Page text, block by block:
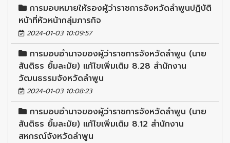
การมอบหมายให้รองผู้ว่าราชการจังหวัดลำพูนปฏิบัติ
หน้าที่หัวหน้ากลุ่มภารกิจ
2024-01-03 10:09:57
การมอบอำนาจของผู้ว่าราชการจังหวัดลำพูน (นาย
สันติธร ยิ้มละมัย) แก้ไขเพิ่มเติม 8.28 สำนักงาน
วัฒนธรรมจังหวัดลำพูน
2024-01-03 10:08:23
การมอบอำนาจของผู้ว่าราชการจังหวัดลำพูน (นาย
สันติธร ยิ้มละมัย) แก้ไขเพิ่มเติม 8.12 สำนักงาน
สหกรณ์จังหวัดลำพูน